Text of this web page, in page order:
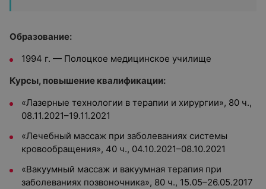
Образование:
1994 г. — Полоцкое медицинское училище
Курсы, повышение квалификации:
«Лазерные технологии в терапии и хирургии», 80 ч.,
08.11.2021–19.11.2021
«Лечебный массаж при заболеваниях системы
кровообращения», 40 ч., 04.10.2021–08.10.2021
«Вакуумный массаж и вакуумная терапия при
заболеваниях позвоночника», 80 ч., 15.05–26.05.2017